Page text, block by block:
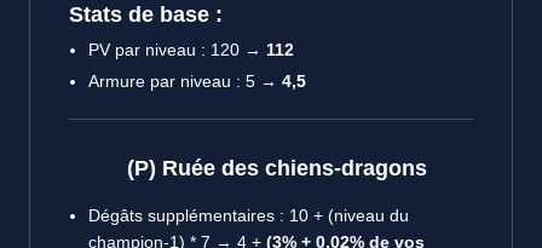
Stats de base :
PV par niveau : 120 → 112
Armure par niveau : 5 → 4,5
(P) Ruée des chiens-dragons
Dégâts supplémentaires : 10 + (niveau du
champion-1) * 7 → 4 + (3% + 0,02% de vos